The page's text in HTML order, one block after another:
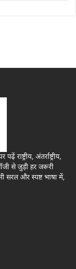
राष्ट्रीय, अंतर्राष्ट्रीय,
से जुड़ी हर जरूरी
सरल और स्पष्ट भाषा में,